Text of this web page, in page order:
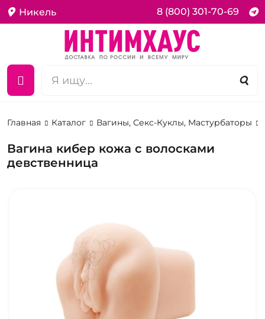
Никель 8 (800) 301-70-69
Главная Каталог Вагины, Секс-Куклы, Мастурбаторы
Вагина кибер кожа с волосками
девственница